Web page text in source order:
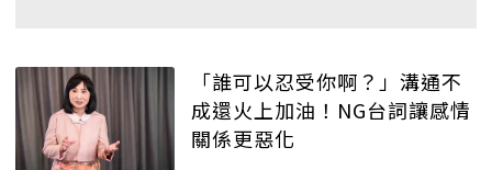
「誰可以忍受你啊？」溝通不
成還火上加油！NG台詞讓感情
關係更惡化